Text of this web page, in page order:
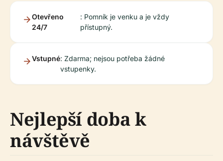
Otevřeno
24/7
: Pomník je venku a je vždy
přístupný.
Vstupné: Zdarma; nejsou potřeba žádné
vstupenky.
Nejlepší doba k
návštěvě